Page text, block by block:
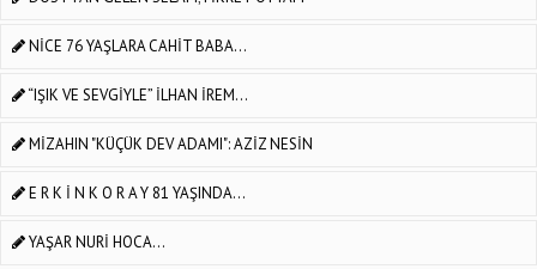
NİCE 76 YAŞLARA CAHİT BABA...
“IŞIK VE SEVGİYLE” İLHAN İREM...
MİZAHIN "KÜÇÜK DEV ADAMI": AZİZ NESİN
E R K İ N K O R A Y 81 YAŞINDA...
YAŞAR NURİ HOCA...